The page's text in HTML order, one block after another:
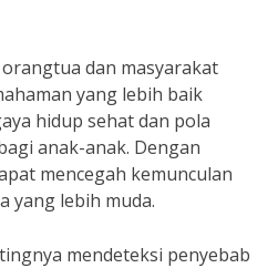
dan masyarakat
yang lebih baik
hidup sehat dan pola
anak-anak. Dengan
mencegah kemunculan
yang lebih muda.
mendeteksi penyebab